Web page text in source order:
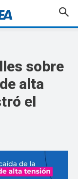
sobre
alta
el